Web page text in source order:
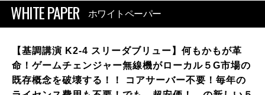
WHITE PAPER ホワイトペーパー
【基調講演 K2-4 スリーダブリュー】何もかもが革
命！ゲームチェンジャー無線機がローカル５G市場の
既存概念を破壊する！！ コアサーバー不要！毎年の